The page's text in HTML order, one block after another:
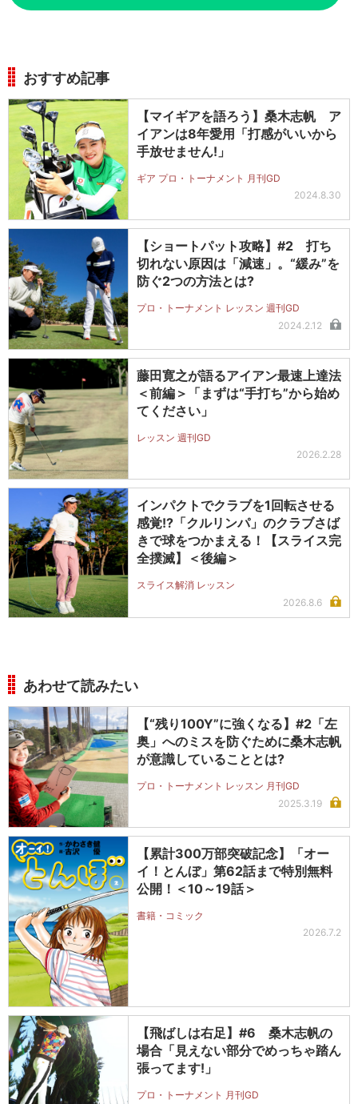
おすすめ記事
【マイギアを語ろう】桑木志帆 ア
イアンは8年愛用「打感がいいから
手放せません!」
ギア プロ・トーナメント 月刊GD
2024.8.30
【ショートパット攻略】#2 打ち
切れない原因は「減速」。“緩み”を
防ぐ2つの方法とは?
プロ・トーナメント レッスン 週刊GD
2024.2.12
藤田寛之が語るアイアン最速上達法
＜前編＞「まずは“手打ち”から始め
てください」
レッスン 週刊GD
2026.2.28
インパクトでクラブを1回転させる
感覚!?「クルリンパ」のクラブさば
きで球をつかまえる！【スライス完
全撲滅】＜後編＞
スライス解消 レッスン
2026.8.6
あわせて読みたい
【“残り100Y”に強くなる】#2「左
奥」へのミスを防ぐために桑木志帆
が意識していることとは?
プロ・トーナメント レッスン 月刊GD
2025.3.19
【累計300万部突破記念】「オー
イ！とんぼ」第62話まで特別無料
公開！＜10～19話＞
書籍・コミック
2026.7.2
【飛ばしは右足】#6 桑木志帆の
場合「見えない部分でめっちゃ踏ん
張ってます!」
プロ・トーナメント 月刊GD